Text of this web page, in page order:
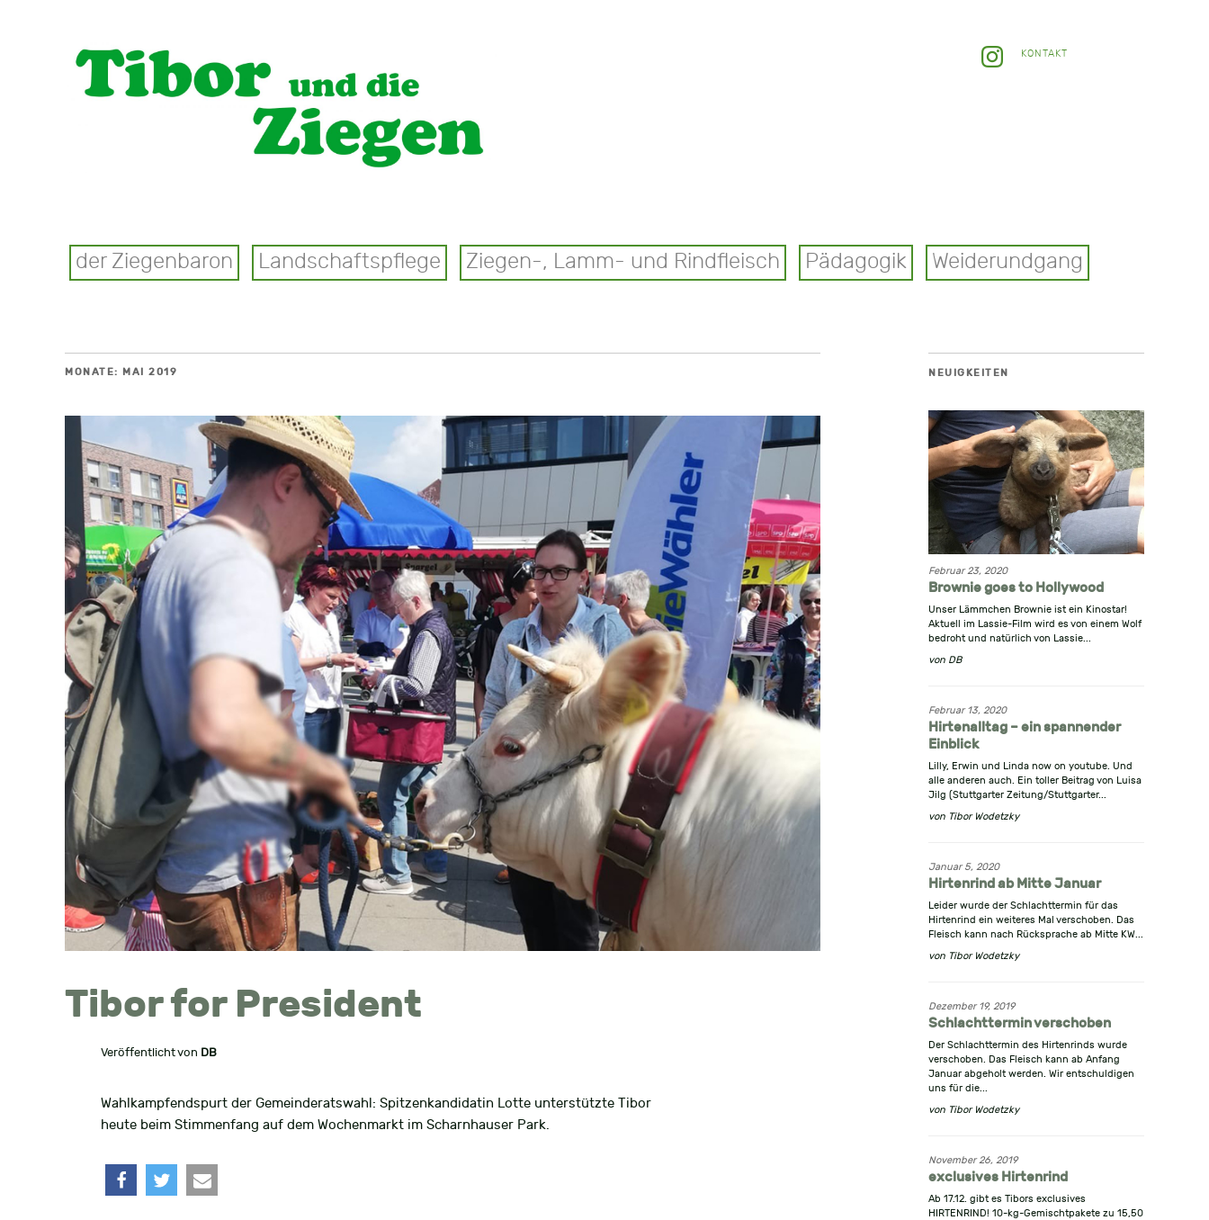
KONTAKT
der Ziegenbaron Landschaftspflege Ziegen-, Lamm- und Rindfleisch Pädagogik Weiderundgang
MONATE: MAI 2019
Tibor for President
Veröffentlicht von DB
Wahlkampfendspurt der Gemeinderatswahl: Spitzenkandidatin Lotte unterstützte Tibor
heute beim Stimmenfang auf dem Wochenmarkt im Scharnhauser Park.
NEUIGKEITEN
Februar 23, 2020
Brownie goes to Hollywood
Unser Lämmchen Brownie ist ein Kinostar!
Aktuell im Lassie-Film wird es von einem Wolf
bedroht und natürlich von Lassie...
von DB
Februar 13, 2020
Hirtenalltag – ein spannender
Einblick
Lilly, Erwin und Linda now on youtube. Und
alle anderen auch. Ein toller Beitrag von Luisa
Jilg (Stuttgarter Zeitung/Stuttgarter...
von Tibor Wodetzky
Januar 5, 2020
Hirtenrind ab Mitte Januar
Leider wurde der Schlachttermin für das
Hirtenrind ein weiteres Mal verschoben. Das
Fleisch kann nach Rücksprache ab Mitte KW...
von Tibor Wodetzky
Dezember 19, 2019
Schlachttermin verschoben
Der Schlachttermin des Hirtenrinds wurde
verschoben. Das Fleisch kann ab Anfang
Januar abgeholt werden. Wir entschuldigen
uns für die...
von Tibor Wodetzky
November 26, 2019
exclusives Hirtenrind
Ab 17.12. gibt es Tibors exclusives
HIRTENRIND! 10-kg-Gemischtpakete zu 15,50